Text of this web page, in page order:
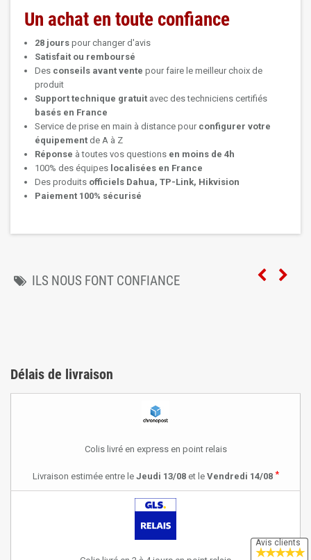
Un achat en toute confiance
28 jours pour changer d'avis
Satisfait ou remboursé
Des conseils avant vente pour faire le meilleur choix de
produit
Support technique gratuit avec des techniciens certifiés
basés en France
Service de prise en main à distance pour configurer votre
équipement de A à Z
Réponse à toutes vos questions en moins de 4h
100% des équipes localisées en France
Des produits officiels Dahua, TP-Link, Hikvision
Paiement 100% sécurisé
ILS NOUS FONT CONFIANCE
Délais de livraison
Colis livré en express en point relais
Livraison estimée entre le Jeudi 13/08et le Vendredi 14/08 *
Avis clients
★★★★★